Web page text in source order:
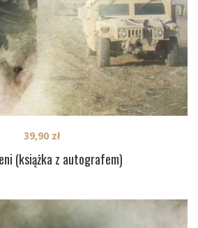
(książka z autografem)
39,90 zł